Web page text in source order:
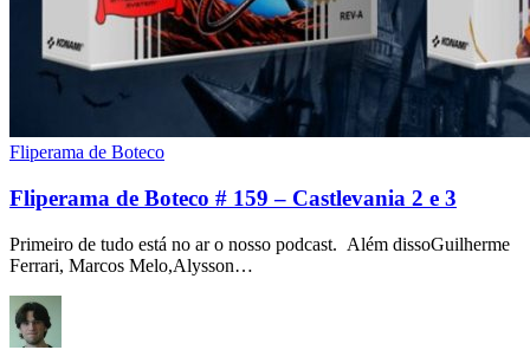
Fliperama de Boteco
Fliperama de Boteco # 159 – Castlevania 2 e 3
Primeiro de tudo está no ar o nosso podcast. Além dissoGuilherme
Ferrari, Marcos Melo,Alysson…